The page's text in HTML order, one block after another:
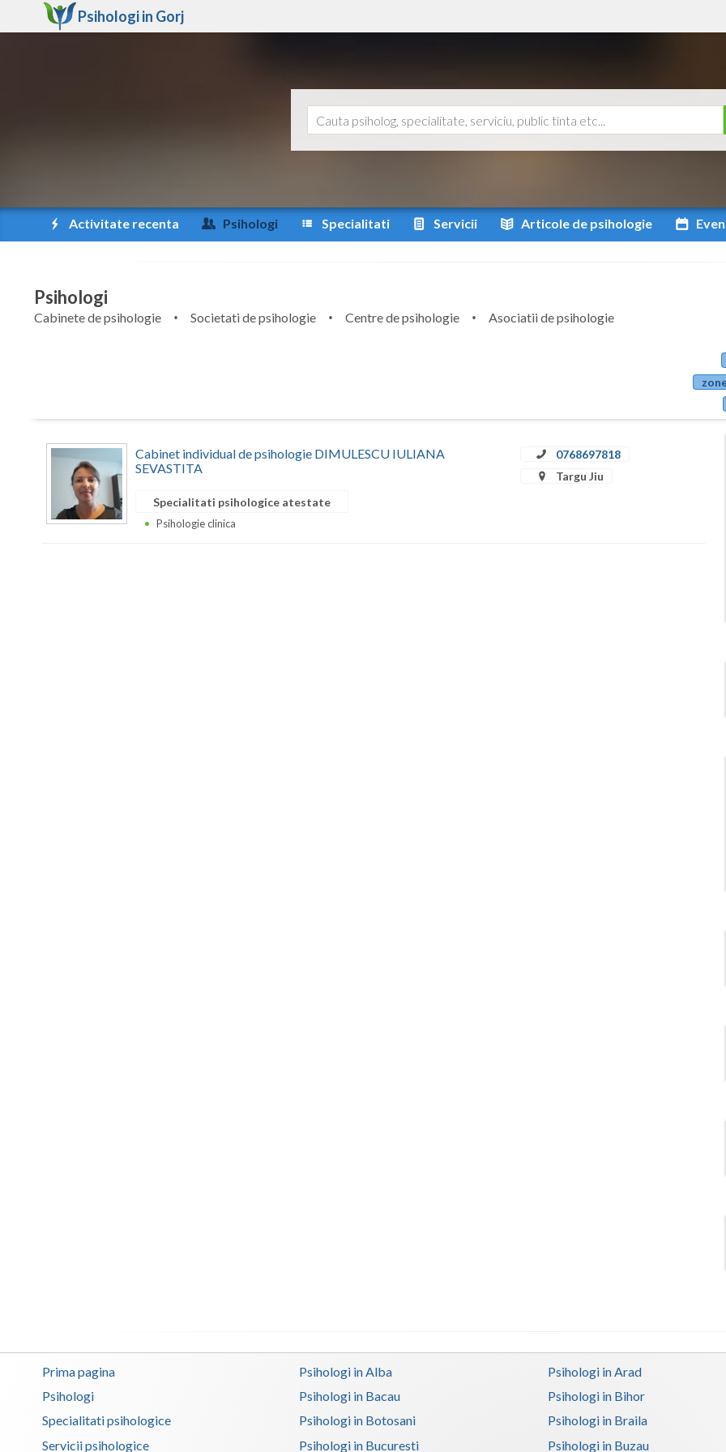
Psihologi in Gorj
Activitate recenta Psihologi Specialitati Servicii Articole de psihologie
Psihologi
Cabinete de psihologie Societati de psihologie Centre de psihologie
Asociatii de psihologie
Cabinet individual de psihologie DIMULESCU IULIANA
SEVASTITA
0768697818
Targu Jiu
Specialitati psihologice atestate
Psihologie clinica
Prima pagina
Psihologi
Specialitati psihologice
Servicii psihologice
Psihologi in Alba Psihologi in Arad
Psihologi in Bacau
Psihologi in Bihor
Psihologi in Botosani
Psihologi in Braila
Psihologi in Bucuresti
Psihologi in Buzau